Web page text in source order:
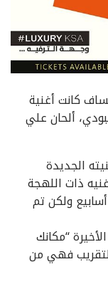
كانت أغنية
ألحان علي
الجديدة
ذات اللهجة
ولكن تم
“مكانك
فهي من